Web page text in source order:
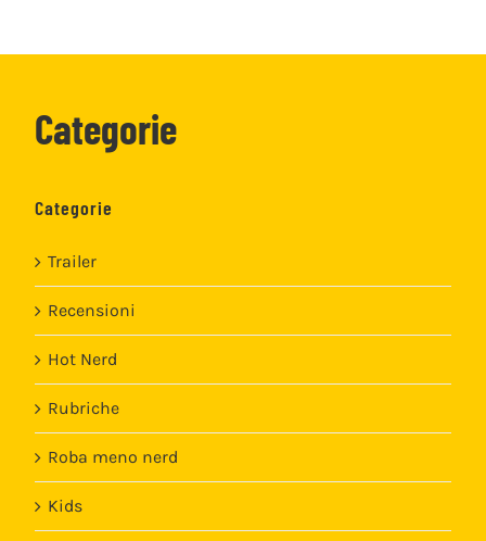
Categorie
Categorie
Trailer
Recensioni
Hot Nerd
Rubriche
Roba meno nerd
Kids